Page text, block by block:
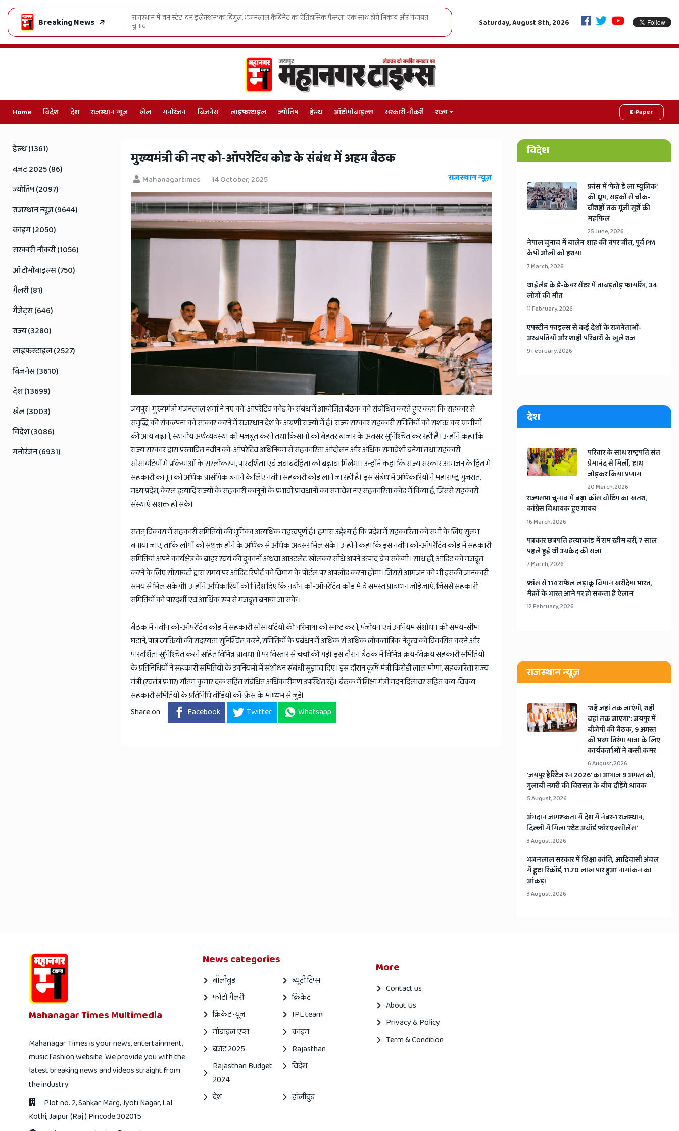
Breaking News
कैबिनेट का ऐतिहासिक फैसला-एक साथ होंगे निकाय और पंचायत "बिना डॉक्टर डिलीवरी कराने वालों की अब खैर नहीं! अलवर के निशु अस्पताल का लाइसेंस रद्द, केस दर्ज करने के सख्त आदेश" जाति-धर्म छोड़ो, विकास चुनो: जयपुर में युवाओं को
Saturday, August 8th, 2026
Home विदेश देश राजस्थान न्यूज़ खेल मनोरंजन बिजनेस लाइफस्टाइल ज्योतिष हेल्थ ऑटोमोबाइल्स सरकारी नौकरी राज्य E-Paper
Hindi
News,
Hindi
Samachar,
Jaipur
Rajasthan
News
​मुख्यमंत्री की नए को-ऑपरेटिव कोड के संबंध में अहम बैठक
Mahanagartimes 14 October, 2025 राजस्थान न्यूज़
जयपुर। मुख्यमंत्री भजनलाल शर्मा ने नए को-ऑपरेटिव कोड के संबंध में आयोजित बैठक को संबोधित करते हुए कहा कि सहकार से
समृद्धि की संकल्पना को साकार करने में राजस्थान देश के अग्रणी राज्यों में है। राज्य सरकार सहकारी समितियों को सशक्त कर ग्रामीणों
की आय बढ़ाने, स्थानीय अर्थव्यवस्था को मजबूत करने तथा किसानों को बेहतर बाजार के अवसर सुनिश्चित कर रही है। उन्होंने कहा कि
राज्य सरकार द्वारा प्रस्तावित नवीन को-ऑपरेटिव अधिनियम से सहकारिता आंदोलन और अधिक समावेशी बनेगा तथा सहकारी
सोसायटियों में प्रक्रियाओं के सरलीकरण, पारदर्शिता एवं जवाबदेहिता को बढ़ावा मिलेगा। उन्होंने कहा कि राज्य सरकार आमजन के हित में
सहकारी कानून को अधिक प्रासंगिक बनाने के लिए नवीन सहकारी कोड लाने जा रही है। इस संबंध में अधिकारियों ने महाराष्ट्र, गुजरात,
मध्य प्रदेश, केरल इत्यादि राज्यों के सहकारी कानूनों के प्रभावी प्रावधानों का समावेश नए सहकारिता कोड में किया है, जिससे सहकारी
संस्थाएं सशक्त हो सके।
सतत् विकास में सहकारी समितियों की भूमिका अत्यधिक महत्वपूर्ण है। हमारा उद्देश्य है कि प्रदेश में सहकारिता को सभी के लिए सुलभ
बनाया जाए, ताकि लोगों को सशक्त होने के अधिक से अधिक अवसर मिल सके। उन्होंने कहा कि इस नवीन को-ऑपरेटिव कोड में सहकारी
समितियां अपने कार्यक्षेत्र के बाहर स्वयं की दुकानों अथवा आउटलेट खोलकर सीधे अपने उत्पाद बेच सकेगी। साथ ही, ऑडिट को मजबूत
करने के लिए सोसायटी द्वारा समय पर ऑडिट रिपोर्ट को विभाग के पोर्टल पर अपलोड करना होगा। जिससे आमजन को भी इसकी जानकारी
समय से मिल सकेगी। उन्होंने अधिकारियों को निर्देश दिए कि नवीन को-ऑपरेटिव कोड में वे समस्त प्रावधान जोड़े जाएं, जिससे सहकारी
समितियों को पारदर्शी एवं आर्थिक रूप से मजबूत बनाया जा सके।
बैठक में नवीन को-ऑपरेटिव कोड में सहकारी सोसायटियों की परिभाषा को स्पष्ट करने, पंजीयन एवं उपनियम संशोधन की समय-सीमा
घटाने, पात्र व्यक्तियों की सदस्यता सुनिश्चित करने, समितियों के प्रबंधन में अधिक से अधिक लोकतांत्रिक नेतृत्व को विकसित करने और
पारदर्शिता सुनिश्चित करने सहित विभिन्न प्रावधानों पर विस्तार से चर्चा की गई। इस दौरान बैठक में विभिन्न क्रय-विक्रय सहकारी समितियों
के प्रतिनिधियों ने सहकारी समितियों के उपनियमों में संशोधन संबंधी सुझाव दिए। इस दौरान कृषि मंत्री किरोड़ी लाल मीणा, सहकारिता राज्य
मंत्री (स्वतंत्र प्रभार) गौतम कुमार दक सहित संबंधित अधिकारीगण उपस्थित रहें। बैठक में शिक्षा मंत्री मदन दिलावर सहित क्रय-विक्रय
सहकारी समितियों के प्रतिनिधि वीडियो कॉन्फ्रेंस के माध्यम से जुड़े।
Share on
Facebook Twitter Whatsapp
हेल्थ (1361)
बजट 2025 (86)
ज्योतिष (2097)
राजस्थान न्यूज़ (9644)
क्राइम (2050)
सरकारी नौकरी (1056)
ऑटोमोबाइल्स (750)
गैलरी (81)
गैजेट्स (646)
राज्य (3280)
लाइफस्टाइल (2527)
बिजनेस (3610)
देश (13699)
खेल (3003)
विदेश (3086)
मनोरंजन (6931)
विदेश
​फ्रांस में ‘फेते डे ला म्यूजिक’
की धूम, सड़कों से चौक-
चौराहों तक गूंजी सुरों की
महफिल
25 June, 2026
​नेपाल चुनाव में बालेन शाह की बंपर जीत, पूर्व PM
केपी ओली को हराया
7 March, 2026
​थाईलैड के डे-केयर सेंटर में ताबड़तोड़ फायरिंग, 34
लोगों की मौत
11 February, 2026
​एपस्टीन फाइल्स से कई देशों के राजनेताओं-
अरबपतियों और शाही परिवारों के खुले राज
9 February, 2026
देश
​परिवार के साथ राष्ट्रपति संत
प्रेमानंद से मिलीं, हाथ
जोड़कर किया प्रणाम
20 March, 2026
​राज्यसभा चुनाव में बढ़ा क्रॉस वोटिंग का खतरा,
कांग्रेस विधायक हुए गायब
16 March, 2026
​पत्रकार छत्रपति हत्याकांड में राम रहीम बरी, 7 साल
पहले हुई थी उम्रकैद की सजा
7 March, 2026
​फ्रांस से 114 राफेल लड़ाकू विमान खरीदेगा भारत,
मैक्रों के भारत आने पर हो सकता है ऐलान
12 February, 2026
राजस्थान न्यूज़
'राहें जहां तक जाएंगी, राही
वहां तक जाएगा': जयपुर में
बीजेपी की बैठक, 9 अगस्त
की भव्य तिरंगा यात्रा के लिए
कार्यकर्ताओं ने कसी कमर
6 August, 2026
​'जयपुर हेरिटेज रन 2026' का आगाज 9 अगस्त को,
गुलाबी नगरी की विरासत के बीच दौड़ेंगे धावक
5 August, 2026
अंगदान जागरूकता में देश में नंबर-1 राजस्थान,
दिल्ली में मिला 'स्टेट अवॉर्ड फॉर एक्सीलेंस'
3 August, 2026
भजनलाल सरकार में शिक्षा क्रांति, आदिवासी अंचल
में टूटा रिकॉर्ड, 11.70 लाख पार हुआ नामांकन का
आंकड़ा
3 August, 2026
Mahanagar Times Multimedia
Mahanagar Times is your news, entertainment,
music fashion website. We provide you with the
latest breaking news and videos straight from
the industry.
Plot no. 2, Sahkar Marg, Jyoti Nagar, Lal
Kothi, Jaipur (Raj.) Pincode 302015
News categories
बॉलीवुड
ब्यूटी टिप्स
फोटो गैलरी
क्रिकेट
क्रिकेट न्यूज़
IPL team
मोबाइल एप्स
क्राइम
बजट 2025
Rajasthan
Rajasthan Budget
2024
विदेश
देश हॉलीवुड
More
Contact us
About Us
Privacy & Policy
Term & Condition